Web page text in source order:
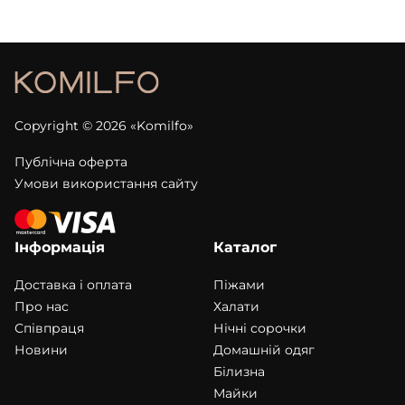
Copyright © 2026 «Komilfo»
Публічна оферта
Умови використання сайту
Інформація
Доставка і оплата
Про нас
Співпраця
Новини
Каталог
Піжами
Халати
Нічні сорочки
Домашній одяг
Білизна
Майки